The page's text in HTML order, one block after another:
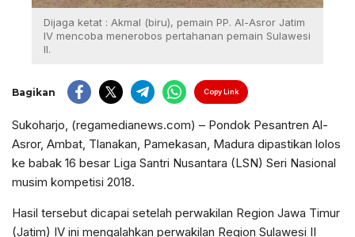
Dijaga ketat : Akmal (biru), pemain PP. Al-Asror Jatim
IV mencoba menerobos pertahanan pemain Sulawesi
II.
Bagikan Copy Link
Sukoharjo, (regamedianews.com) – Pondok Pesantren Al-
Asror, Ambat, Tlanakan, Pamekasan, Madura dipastikan lolos
ke babak 16 besar Liga Santri Nusantara (LSN) Seri Nasional
musim kompetisi 2018.
Hasil tersebut dicapai setelah perwakilan Region Jawa Timur
(Jatim) IV ini mengalahkan perwakilan Region Sulawesi II